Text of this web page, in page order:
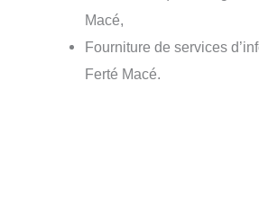
Macé,
Fourniture de services
Ferté Macé.